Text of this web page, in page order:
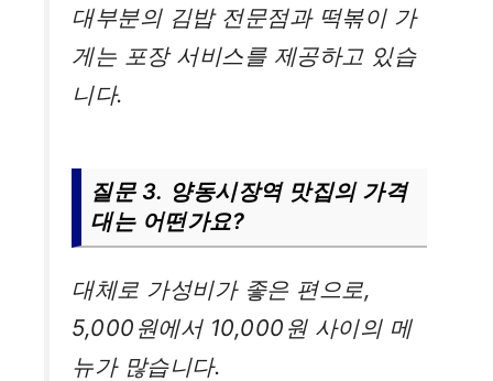
대부분의 김밥 전문점과 떡볶이 가
게는 포장 서비스를 제공하고 있습
니다.
질문 3. 양동시장역 맛집의 가격
대는 어떤가요?
대체로 가성비가 좋은 편으로,
5,000원에서 10,000원 사이의 메
뉴가 많습니다.